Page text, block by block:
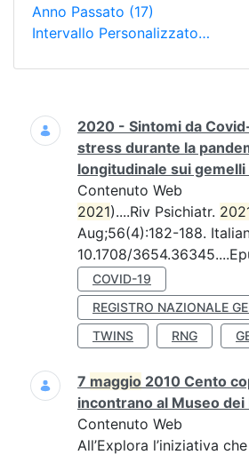
Anno Passato (17)
Intervallo Personalizzato…
Ricerca
2020 - Sintomi da
stress durante la
longitudinale sui gemelli
Contenuto Web
2021)....Riv Psichiatr.
Aug;56(4):182-188.
10.1708/
COVID-19
REGISTRO NAZIONALE
TWINS
RNG
7 maggio 2010 Cento
incontrano al Museo dei
Contenuto Web
All’Explora l’iniziativa